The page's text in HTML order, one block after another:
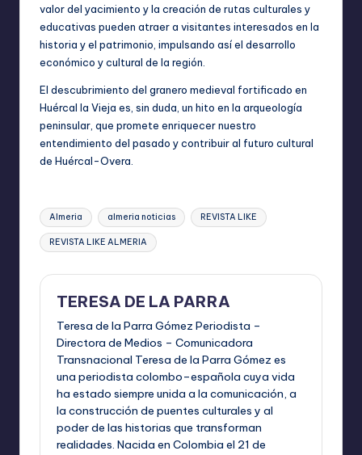
valor del yacimiento y la creación de rutas culturales y
educativas pueden atraer a visitantes interesados en la
historia y el patrimonio, impulsando así el desarrollo
económico y cultural de la región.
El descubrimiento del granero medieval fortificado en
Huércal la Vieja es, sin duda, un hito en la arqueología
peninsular, que promete enriquecer nuestro
entendimiento del pasado y contribuir al futuro cultural
de Huércal-Overa.
Etiquetas:
Almeria almeria noticias REVISTA LIKE
REVISTA LIKE ALMERIA
TERESA DE LA PARRA
Teresa de la Parra Gómez Periodista –
Directora de Medios – Comunicadora
Transnacional Teresa de la Parra Gómez es
una periodista colombo–española cuya vida
ha estado siempre unida a la comunicación, a
la construcción de puentes culturales y al
poder de las historias que transforman
realidades. Nacida en Colombia el 21 de